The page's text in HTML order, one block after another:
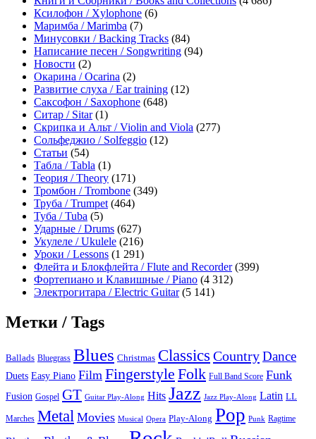
Ксилофон / Xylophone (6)
Маримба / Marimba (7)
Минусовки / Backing Tracks (84)
Написание песен / Songwriting (94)
Новости (2)
Окарина / Ocarina (2)
Развитие слуха / Ear training (12)
Саксофон / Saxophone (648)
Ситар / Sitar(1)
Скрипка и Альт / Violin and Viola (277)
Сольфеджио / Solfeggio (12)
Статьи (54)
Табла / Tabla (1)
Теория / Theory (171)
Тромбон / Trombone (349)
Труба / Trumpet (464)
Туба / Tuba (5)
Ударные / Drums (627)
Укулеле / Ukulele (216)
Уроки / Lessons (1 291)
Флейта и Блокфлейта / Flute and Recorder(399)
Фортепиано и Клавишные / Piano (4 312)
Электрогитара / Electric Guitar(5 141)
Метки / Tags
Ballads Bluegrass Blues Christmas Classics CountryDance
Duets Easy Piano Film Fingerstyle Folk Full Band Score Funk
Fusion Gospel GT Guitar Play-Along Hits Jazz Jazz Play-Along Latin LL
Marches Metal Movies Musical Opera Play-Along Pop Punk Ragtime